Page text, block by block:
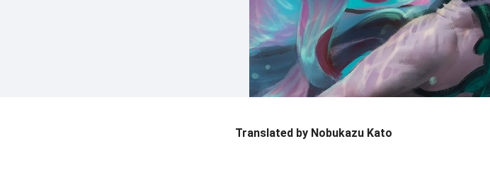
Translated by Nobukazu Kato